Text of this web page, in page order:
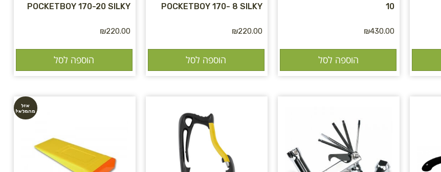
10
₪430.00
הוספה לסל
POCKETBOY 170- 8 SILKY
₪220.00
הוספה לסל
POCKETBOY 170-20 SILKY
₪220.00
הוספה לסל
אזל
מהמלאי!